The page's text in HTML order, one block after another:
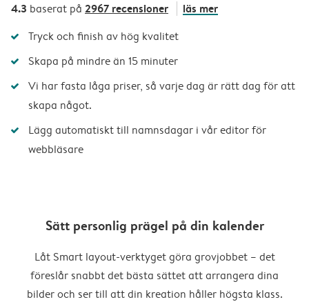
4.3 baserat på 2967 recensioner läs mer
Tryck och finish av hög kvalitet
Skapa på mindre än 15 minuter
Vi har fasta låga priser, så varje dag är rätt dag för att
skapa något.
Lägg automatiskt till namnsdagar i vår editor för
webbläsare
Sätt personlig prägel på din kalender
Låt Smart layout-verktyget göra grovjobbet – det
föreslår snabbt det bästa sättet att arrangera dina
bilder och ser till att din kreation håller högsta klass.